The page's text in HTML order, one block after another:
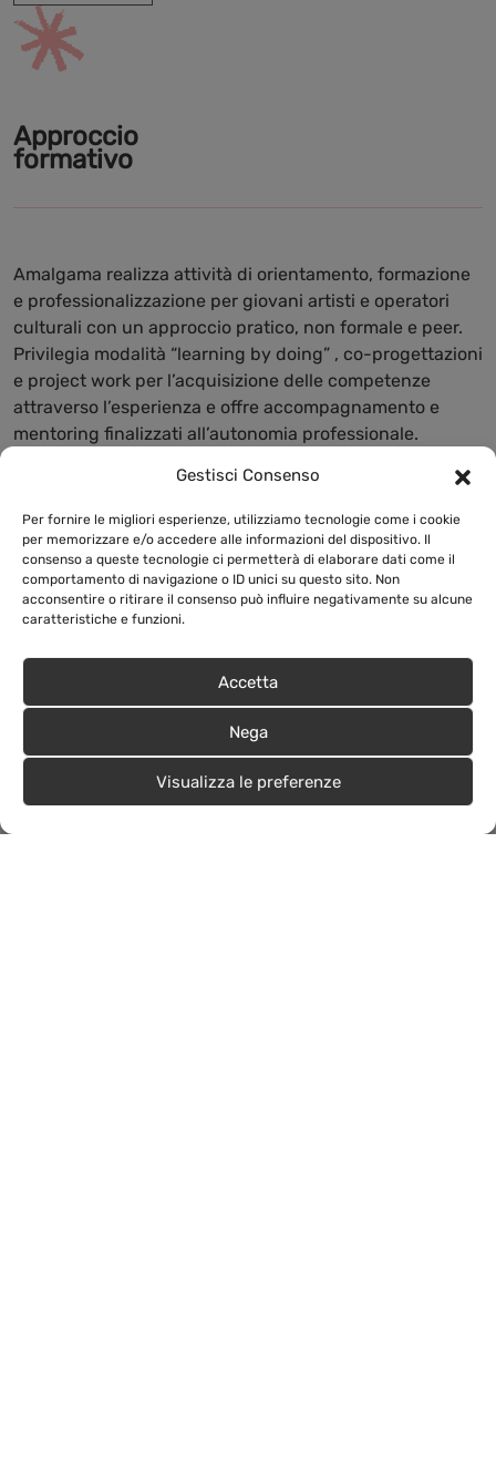
Gestisci Consenso
Per fornire le migliori esperienze, utilizziamo tecnologie come i cookie
per memorizzare e/o accedere alle informazioni del dispositivo. Il
consenso a queste tecnologie ci permetterà di elaborare dati come il
comportamento di navigazione o ID unici su questo sito. Non
acconsentire o ritirare il consenso può influire negativamente su alcune
caratteristiche e funzioni.
Accetta
Nega
Visualizza le preferenze
Approccio
formativo
Amalgama realizza attività di orientamento, formazione
e professionalizzazione per giovani artisti e operatori
culturali con un approccio pratico, non formale e peer.
Privilegia modalità “learning by doing” , co-progettazioni
e project work per l’acquisizione delle competenze
attraverso l’esperienza e offre accompagnamento e
mentoring finalizzati all’autonomia professionale.
attività laboratoriali gratuite e aperte alla cittadinanza, e
promuove l’innovazione nei percorsi di tirocinio e
residenze artistiche.